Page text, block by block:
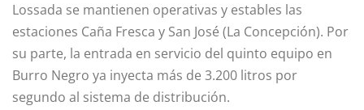
Lossada se mantienen operativas y estables las
estaciones Caña Fresca y San José (La Concepción). Por
su parte, la entrada en servicio del quinto equipo en
Burro Negro ya inyecta más de 3.200 litros por
segundo al sistema de distribución.